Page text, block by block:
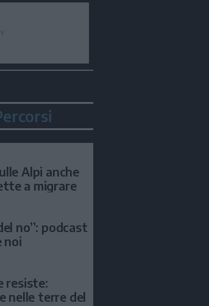
Alpi anche
a migrare
no”: podcast
noi
resiste:
nelle terre del